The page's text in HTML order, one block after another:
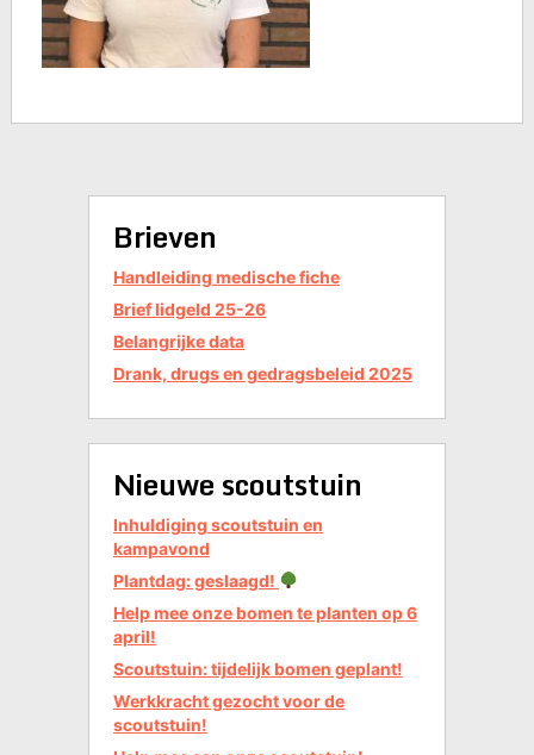
Brieven
Handleiding medische fiche
Brief lidgeld 25-26
Belangrijke data
Drank, drugs en gedragsbeleid 2025
Nieuwe scoutstuin
Inhuldiging scoutstuin en
kampavond
Plantdag: geslaagd!
Help mee onze bomen te planten op 6
april!
Scoutstuin: tijdelijk bomen geplant!
Werkkracht gezocht voor de
scoutstuin!